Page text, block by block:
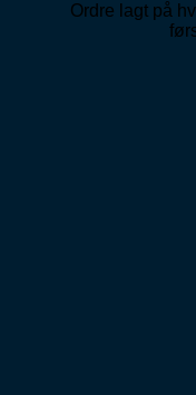
Ordre lagt på